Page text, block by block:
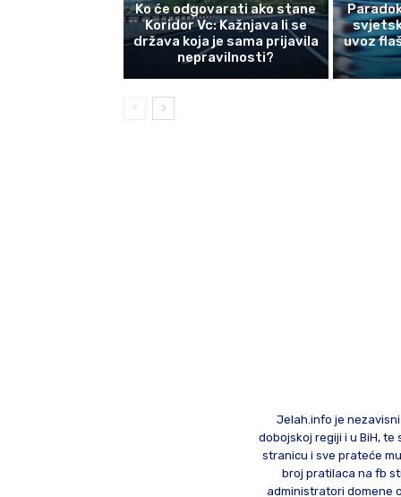
Ko će odgovarati ako stane
Koridor Vc: Kažnjava li se
država koja je sama prijavila
nepravilnosti?
uvoz
Jelah.info je
dobojskoj regiji i u BiH,
stranicu i sve prateće
broj pratilaca na fb
administratori domene